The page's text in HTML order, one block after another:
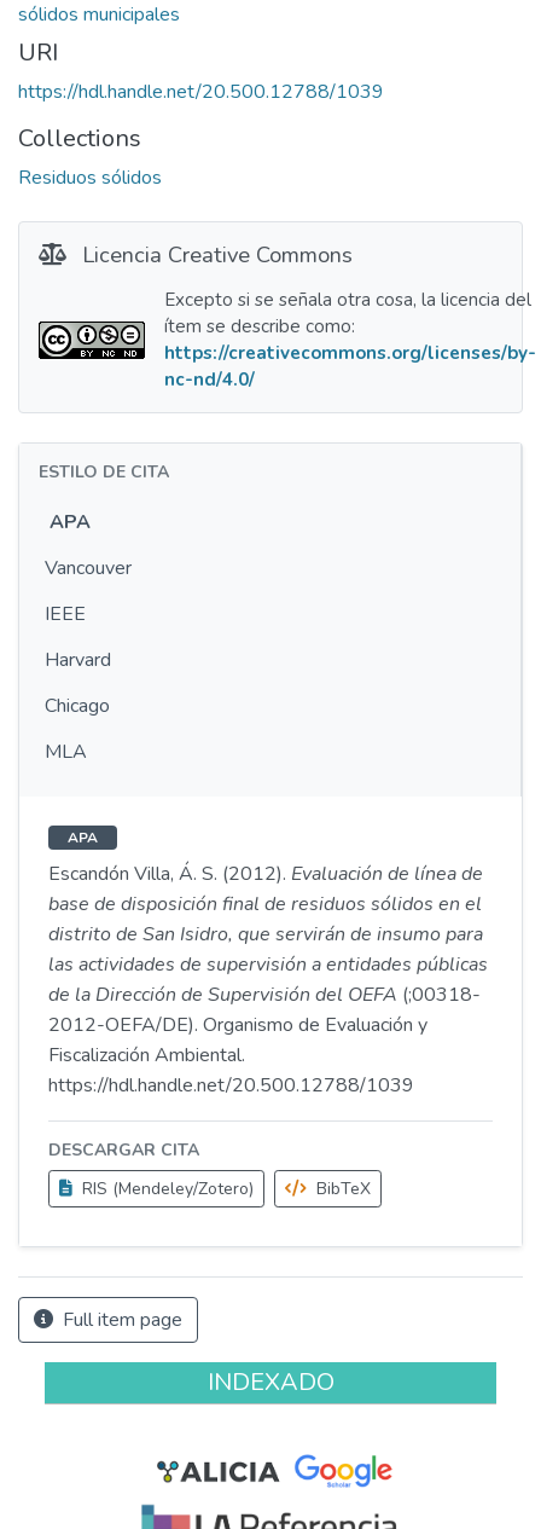
sólidos municipales
URI
https://hdl.handle.net/20.500.12788/1039
Collections
Residuos sólidos
Licencia Creative Commons
Excepto si se señala otra cosa, la licencia del
ítem se describe como:
https://creativecommons.org/licenses/by-
nc-nd/4.0/
ESTILO DE CITA
APA
Vancouver
IEEE
Harvard
Chicago
MLA
APA
Escandón Villa, Á. S. (2012). Evaluación de línea de
base de disposición final de residuos sólidos en el
distrito de San Isidro, que servirán de insumo para
las actividades de supervisión a entidades públicas
de la Dirección de Supervisión del OEFA (;00318-
2012-OEFA/DE). Organismo de Evaluación y
Fiscalización Ambiental.
https://hdl.handle.net/20.500.12788/1039
DESCARGAR CITA
RIS (Mendeley/Zotero)
BibTeX
Full item page
INDEXADO